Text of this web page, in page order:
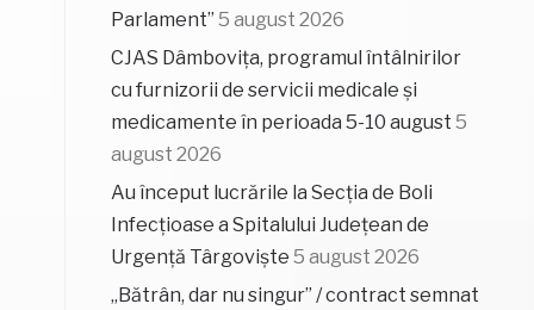
Parlament” 5 august 2026
CJAS Dâmbovița, programul întâlnirilor
cu furnizorii de servicii medicale și
medicamente în perioada 5-10 august 5
august 2026
Au început lucrările la Secția de Boli
Infecțioase a Spitalului Județean de
Urgență Târgoviște 5 august 2026
„Bătrân, dar nu singur” / contract semnat